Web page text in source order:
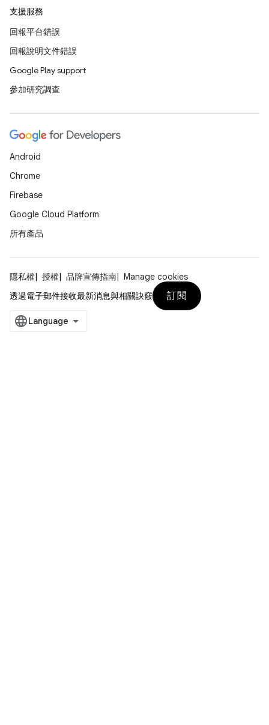
支援服務
回報平台錯誤
回報說明文件錯誤
Google Play support
參加研究調查
Android
Chrome
Firebase
Google Cloud Platform
所有產品
隱私權 授權 品牌宣傳指南
Manage cookies
透過電子郵件接收最新消息與相關訣竅
訂閱